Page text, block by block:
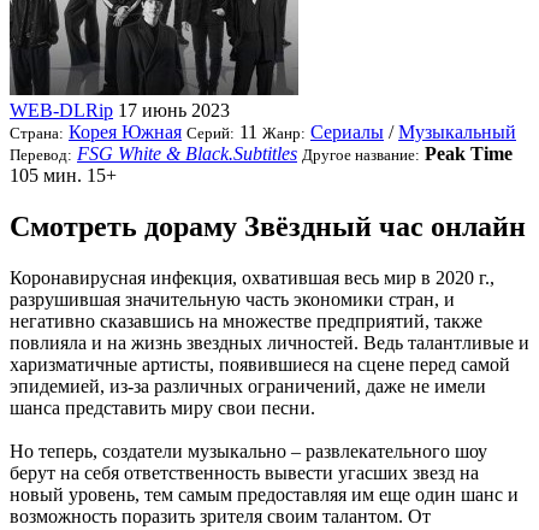
WEB-DLRip 17 июнь 2023
Страна: Корея Южная Серий: 11 Жанр: Сериалы /Музыкальный
Перевод: FSG White & Black.Subtitles Другое название: Peak Time
105 мин. 15+
Смотреть дораму Звёздный час онлайн
Коронавирусная инфекция, охватившая весь мир в 2020 г.,
разрушившая значительную часть экономики стран, и
негативно сказавшись на множестве предприятий, также
повлияла и на жизнь звездных личностей. Ведь талантливые и
харизматичные артисты, появившиеся на сцене перед самой
эпидемией, из-за различных ограничений, даже не имели
шанса представить миру свои песни.
Но теперь, создатели музыкально – развлекательного шоу
берут на себя ответственность вывести угасших звезд на
новый уровень, тем самым предоставляя им еще один шанс и
возможность поразить зрителя своим талантом. От